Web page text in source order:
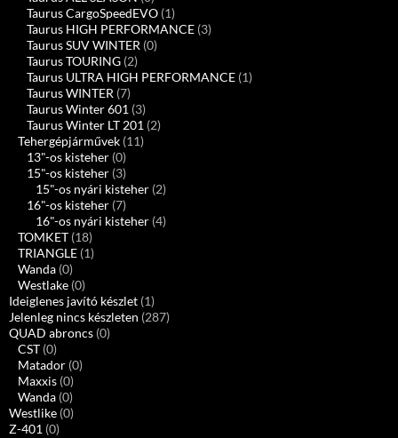
Taurus CargoSpeedEVO (1)
Taurus HIGH PERFORMANCE (3)
Taurus SUV WINTER (0)
Taurus TOURING (2)
Taurus ULTRA HIGH PERFORMANCE (1)
Taurus WINTER (7)
Taurus Winter 601 (3)
Taurus Winter LT 201 (2)
Tehergépjárművek (11)
13"-os kisteher (0)
15"-os kisteher (3)
15"-os nyári kisteher (2)
16"-os kisteher (7)
16"-os nyári kisteher (4)
TOMKET (18)
TRIANGLE (1)
Wanda (0)
Westlake (0)
Ideiglenes javító készlet (1)
Jelenleg nincs készleten (287)
QUAD abroncs (0)
CST (0)
Matador (0)
Maxxis (0)
Wanda (0)
Westlike (0)
Z-401 (0)